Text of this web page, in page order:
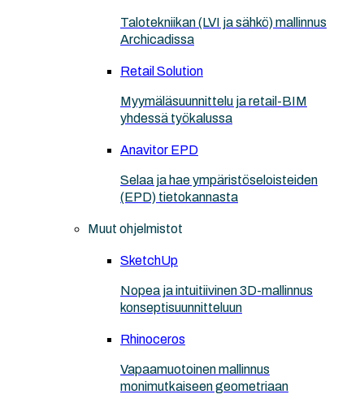
Talotekniikan (LVI ja sähkö) mallinnus
Archicadissa
Retail Solution
Myymäläsuunnittelu ja retail-BIM
yhdessä työkalussa
Anavitor EPD
Selaa ja hae ympäristöseloisteiden
(EPD) tietokannasta
Muut ohjelmistot
SketchUp
Nopea ja intuitiivinen 3D-mallinnus
konseptisuunnitteluun
Rhinoceros
Vapaamuotoinen mallinnus
monimutkaiseen geometriaan